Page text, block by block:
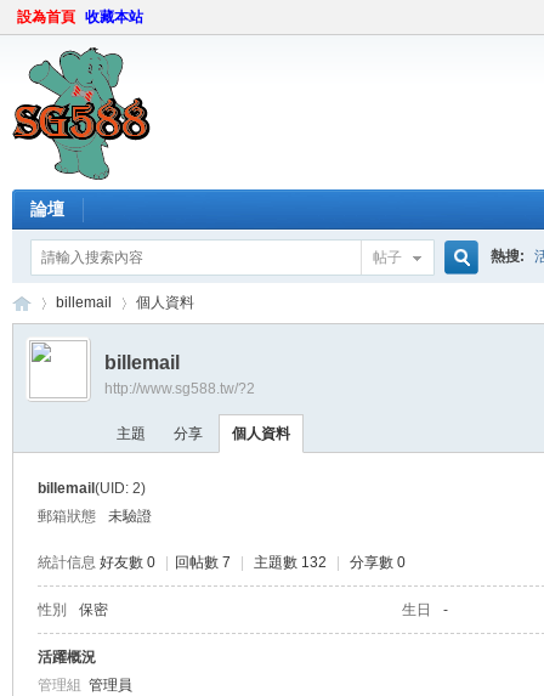
設為首頁 收藏本站
論壇
帖子 熱搜:
›
billemail 個人資料
billemail
http://www.sg588.tw/?2
主題 分享 個人資料
billemail (UID: 2)
郵箱狀態
未驗證
統計信息 好友數 0 回帖數 7 主題數 132 分享數 0
性別 保密 生日 -
活躍概況
管理組 管理員